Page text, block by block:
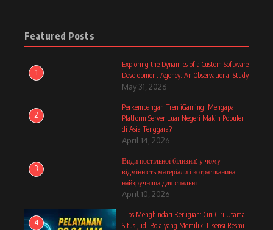
Featured Posts
1
Exploring the Dynamics of a Custom Software
Development Agency: An Observational Study
May 31, 2026
2
Perkembangan Tren iGaming: Mengapa
Platform Server Luar Negeri Makin Populer
di Asia Tenggara?
April 14, 2026
3
Види постільної білизни: у чому
відмінність матеріали і котра тканина
найзручніша для спальні
April 10, 2026
4
Tips Menghindari Kerugian: Ciri-Ciri Utama
Situs Judi Bola yang Memiliki Lisensi Resmi